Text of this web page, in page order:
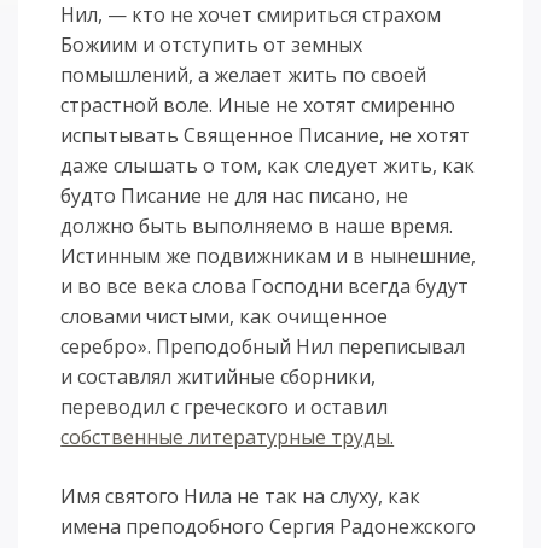
Нил, — кто не хочет смириться страхом
Божиим и отступить от земных
помышлений, а желает жить по своей
страстной воле. Иные не хотят смиренно
испытывать Священное Писание, не хотят
даже слышать о том, как следует жить, как
будто Писание не для нас писано, не
должно быть выполняемо в наше время.
Истинным же подвижникам и в нынешние,
и во все века слова Господни всегда будут
словами чистыми, как очищенное
серебро». Преподобный Нил переписывал
и составлял житийные сборники,
переводил с греческого и оставил
собственные литературные труды.
Имя святого Нила не так на слуху, как
имена преподобного Сергия Радонежского